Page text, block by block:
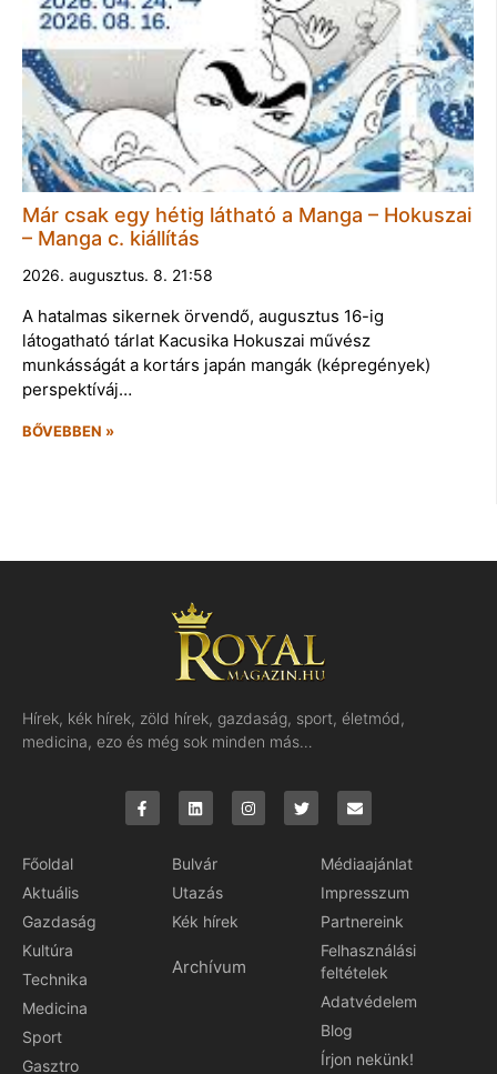
Már csak egy hétig látható a Manga – Hokuszai
– Manga c. kiállítás
2026. augusztus. 8. 21:58
A hatalmas sikernek örvendő, augusztus 16-ig
látogatható tárlat Kacusika Hokuszai művész
munkásságát a kortárs japán mangák (képregények)
perspektíváj…
BŐVEBBEN »
Hírek, kék hírek, zöld hírek, gazdaság, sport, életmód,
medicina, ezo és még sok minden más…
Főoldal
Aktuális
Gazdaság
Kultúra
Technika
Medicina
Sport
Gasztro
Bulvár
Utazás
Kék hírek
Archívum
Médiaajánlat
Impresszum
Partnereink
Felhasználási
feltételek
Adatvédelem
Blog
Írjon nekünk!